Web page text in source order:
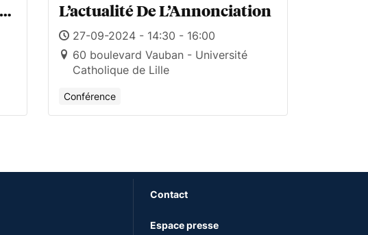
L’actualité De L’Annonciation
27-09-2024 - 14:30 - 16:00
60 boulevard Vauban - Université
Catholique de Lille
Conférence
Contact
Espace presse